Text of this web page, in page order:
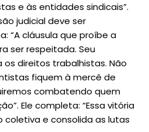
e às entidades sindicais”.
judicial deve ser
“A cláusula que proíbe a
ser respeitada. Seu
direitos trabalhistas. Não
fiquem à mercê de
combatendo quem
Ele completa: “Essa vitória
e consolida as lutas